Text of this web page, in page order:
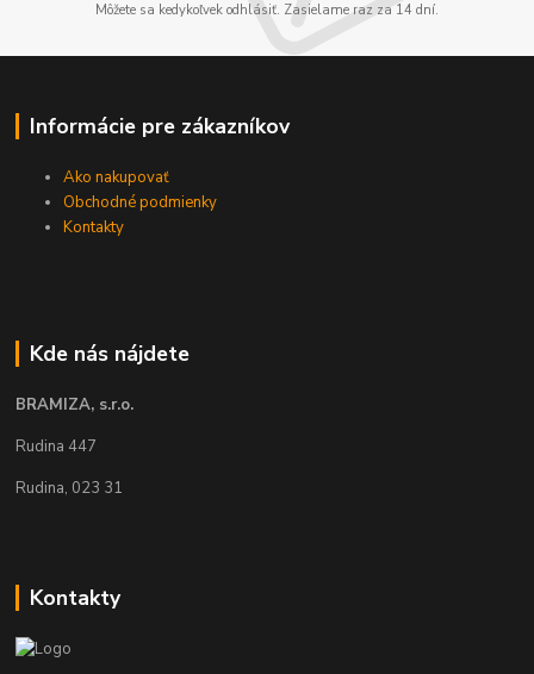
Môžete sa kedykoľvek odhlásiť. Zasielame raz za 14 dní.
Informácie pre zákazníkov
Ako nakupovať
Obchodné podmienky
Kontakty
Kde nás nájdete
BRAMIZA, s.r.o.
Rudina 447
Rudina, 023 31
Kontakty